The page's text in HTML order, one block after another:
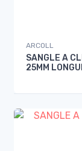
ARCOLL
SANGLE A
25MM